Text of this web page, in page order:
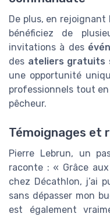
De plus, en
bénéficiez de
invitations à des
des ateliers gratuits
une opportunité
professionnels tout
pêcheur.
Témoignages et
Pierre Lebrun, un
raconte : « Grâce
chez Décathlon, j’ai
sans dépasser mon
est également